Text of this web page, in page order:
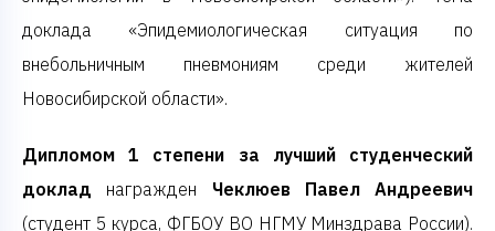
доклада «Эпидемиологическая ситуация по
внебольничным пневмониям среди жителей
Новосибирской области».
Дипломом 1 степени за лучший студенческий
доклад награжден Чеклюев Павел Андреевич
(студент 5 курса, ФГБОУ ВО НГМУ Минздрава России).